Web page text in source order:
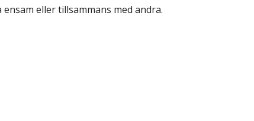
eller tillsammans med andra.